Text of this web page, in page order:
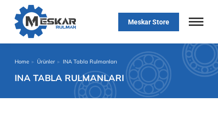
Meskar Store
You are here:
Home Ürünler INA Tabla Rulmanları
INA TABLA RULMANLARI